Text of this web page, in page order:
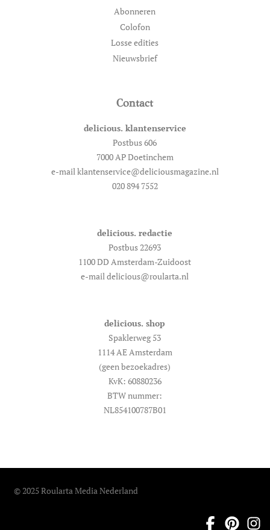
Abonneren
Colofon
Losse edities
Nieuwsbrief
Contact
delicious. klantenservice
Postbus 606
7000 AP Doetinchem
e-mail klantenservice@deliciousmagazine.nl
020 894 7552
delicious. redactie
Postbus 22693
1100 DD Amsterdam-Zuidoost
e-mail delicious@roularta.nl
delicious. shop
Spaklerweg 53
1114 AE Amsterdam
(geen bezoekadres)
KvK: 60880236
BTW nummer:
NL854100787B01
© 2025 Roularta Media Nederland